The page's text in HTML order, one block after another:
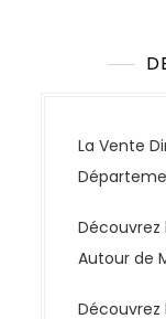
La Vente
Découvrez
Autour de
Découvrez